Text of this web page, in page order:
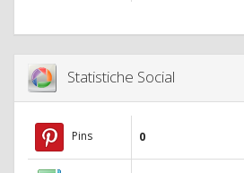
Statistiche Social
Pins 0